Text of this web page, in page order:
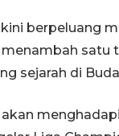
berpeluang
satu
sejarah di